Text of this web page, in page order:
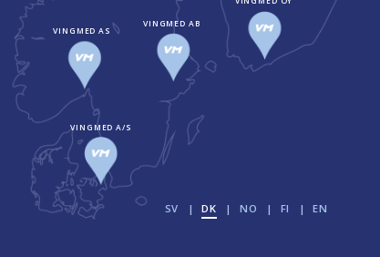
VINGMED A/S
VINGMED AS
VINGMED AB
SV DK NO FI EN